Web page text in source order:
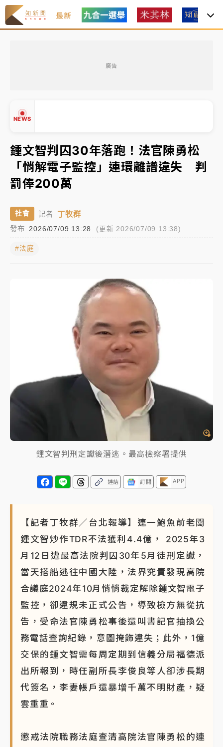
最新
廣告
NEWS
有片｜
連根拔起
中颱白海豚風雨來了！中部以北防豪雨 今晚、明天影
響最劇烈
白海豚逼近！北市水門只出不進 未移置車輛最高罰
4800＋拖吊費
油價持續凍漲！ 中油宣布下周一汽柴油價格維持不變
路鷹架倒塌壓2車
中颱白海豚風雨來了！中部以北防豪雨 今晚、明天影
白海豚逼近！北市水門只出不進 未移置車輛最高罰
▼
鍾文智判囚30年落跑！法官陳勇松
「悄解電子監控」連環離譜違失 判
罰俸200萬
社會 記者 丁牧群
發布 2026/07/09 13:28 (更新 2026/07/09 13:38)
#法庭
鍾文智判刑定讞後潛逃。最高檢察署提供
連結 訂閱 APP
【記者丁牧群／台北報導】連一鮑魚前老闆
鍾文智炒作TDR不法獲利4.4億， 2025年3
月12日遭最高法院判囚30年5月徒刑定讞，
當天搭船逃往中國大陸，法界究責發現高院
合議庭2024年10月悄悄裁定解除鍾文智電子
監控，卻違規未正式公告，導致檢方無從抗
告，受命法官陳勇松事後還叫書記官抽換公
務電話查詢紀錄，意圖掩飾違失；此外，1億
交保的鍾文智需每周定期到信義分局福德派
出所報到，時任副所長李俊良等人卻涉長期
代簽名，李妻帳戶還暴增千萬不明財產，疑
雲重重。
懲戒法院職務法庭查清高院法官陳勇松的連